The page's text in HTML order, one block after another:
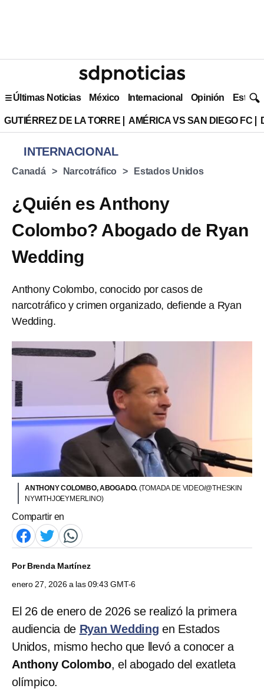
Últimas Noticias México Internacional Opinión Estilo
GUTIÉRREZ DE LA TORRE AMÉRICA VS SAN DIEGO FC
INTERNACIONAL
Canadá Narcotráfico Estados Unidos
¿Quién es Anthony
Colombo? Abogado de Ryan
Wedding
Anthony Colombo, conocido por casos de
narcotráfico y crimen organizado, defiende a Ryan
Wedding.
ANTHONY COLOMBO, ABOGADO. (TOMADA DE VIDEO/@THESKIN
NYWITHJOEYMERLINO)
Compartir en
PorBrenda Martínez
enero 27, 2026 a las 09:43 GMT-6
El 26 de enero de 2026 se realizó la primera
audiencia de Ryan Wedding en Estados
Unidos, mismo hecho que llevó a conocer a
Anthony Colombo, el abogado del exatleta
olímpico.